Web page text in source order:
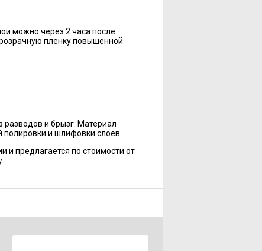
можно через 2 часа после
пленку повышенной
и брызг. Материал
полировки и шлифовки слоев.
и предлагается по стоимости от